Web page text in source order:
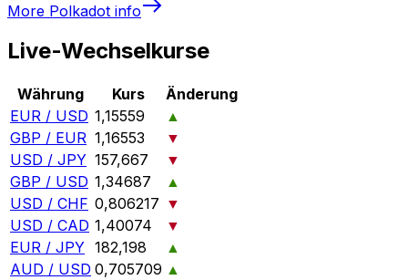
More Polkadot info
Live-Wechselkurse
Währung Kurs
Änderung
EUR / USD 1,15559
▲
GBP / EUR 1,16553
▼
USD / JPY 157,667
▼
GBP / USD 1,34687
▲
USD / CHF 0,806217 ▼
USD / CAD 1,40074
▼
EUR / JPY 182,198
▲
AUD / USD 0,705709 ▲